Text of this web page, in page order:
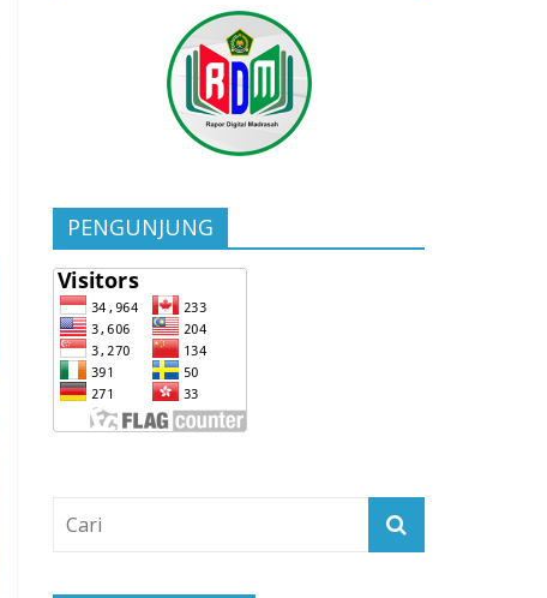
PENGUNJUNG